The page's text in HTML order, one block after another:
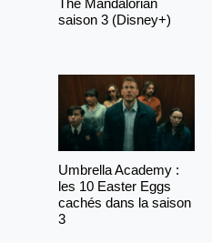
saison 3 (Disney+)
Umbrella Academy :
les 10 Easter Eggs
cachés dans la saison
3